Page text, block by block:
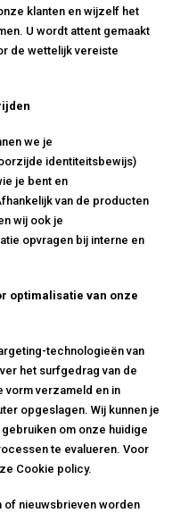
klanten en wijzelf het
U wordt attent gemaakt
de wettelijk vereiste
we je
identiteitsbewijs)
je bent en
van de producten
wij ook je
opvragen bij interne en
optimalisatie van onze
technologieën van
het surfgedrag van de
verzameld en in
opgeslagen. Wij kunnen je
om onze huidige
te evalueren. Voor
Cookie policy.
of nieuwsbrieven worden